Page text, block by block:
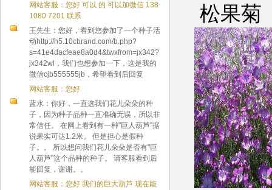
网站客服：您好 可以 的 可以加微信 138
1080 7201 联系
王先生：您好，看到您参加了一个种子活
动http://h5.10cbrand.com/b.php?
s=41e4dacfeae8a0d4&twxfrom=jx342?
jx342wl，我们也想参加一下，这是我的
微信cjb555555jb，希望看到后回复
网站客服：您好
蓝水：你好，一直选我们花儿朵朵的种
子，因为种子品种一直准确无误，所以非
常信任。 在网上看到有一种"巨人葫芦"据
说果实可达1.2米。 但是担心是假种
子。。 所以想问我们花儿朵朵是否有"巨
人葫芦"这个品种的种子。 请客服看到后
能回复，谢谢。。
网站客服：您好 我们的巨大葫芦 现在能
松